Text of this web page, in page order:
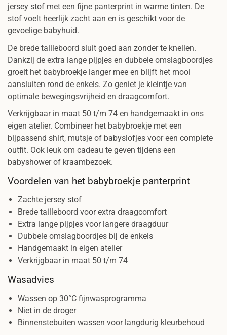
jersey stof met een fijne panterprint in warme tinten. De
stof voelt heerlijk zacht aan en is geschikt voor de
gevoelige babyhuid.
De brede tailleboord sluit goed aan zonder te knellen.
Dankzij de extra lange pijpjes en dubbele omslagboordjes
groeit het babybroekje langer mee en blijft het mooi
aansluiten rond de enkels. Zo geniet je kleintje van
optimale bewegingsvrijheid en draagcomfort.
Verkrijgbaar in maat 50 t/m 74 en handgemaakt in ons
eigen atelier. Combineer het babybroekje met een
bijpassend shirt, mutsje of babyslofjes voor een complete
outfit. Ook leuk om cadeau te geven tijdens een
babyshower of kraambezoek.
Voordelen van het babybroekje panterprint
Zachte jersey stof
Brede tailleboord voor extra draagcomfort
Extra lange pijpjes voor langere draagduur
Dubbele omslagboordjes bij de enkels
Handgemaakt in eigen atelier
Verkrijgbaar in maat 50 t/m 74
Wasadvies
Wassen op 30°C fijnwasprogramma
Niet in de droger
Binnenstebuiten wassen voor langdurig kleurbehoud